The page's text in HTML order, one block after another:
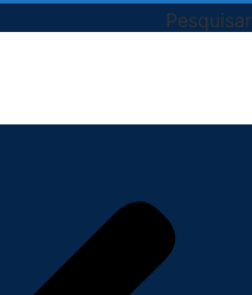
Pesquisar